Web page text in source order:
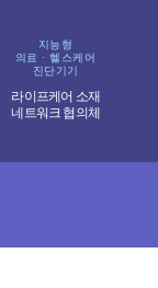
지능형
의료 · 헬스케어
진단기기
라이프케어 소재
네트워크 협의체